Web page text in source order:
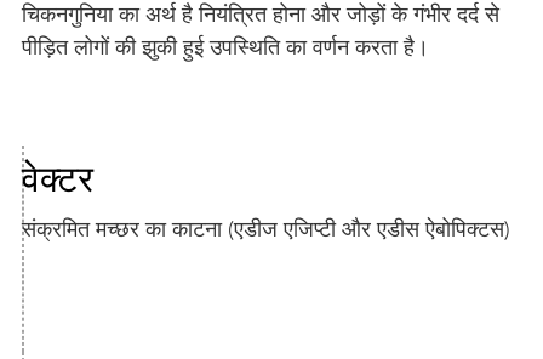
चिकनगुनिया का अर्थ है नियंत्रित होना और जोड़ों के गंभीर दर्द से
पीड़ित लोगों की झुकी हुई उपस्थिति का वर्णन करता है।
वेक्टर
संक्रमित मच्छर का काटना (एडीज एजिप्टी और एडीस ऐबोपिक्टस)